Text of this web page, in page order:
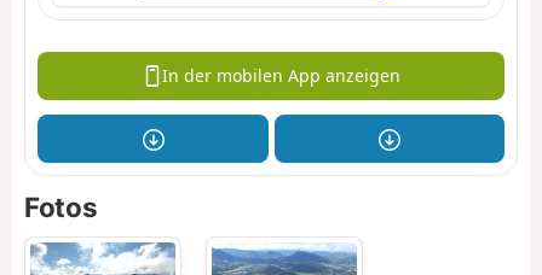
In der mobilen App anzeigen
Fotos